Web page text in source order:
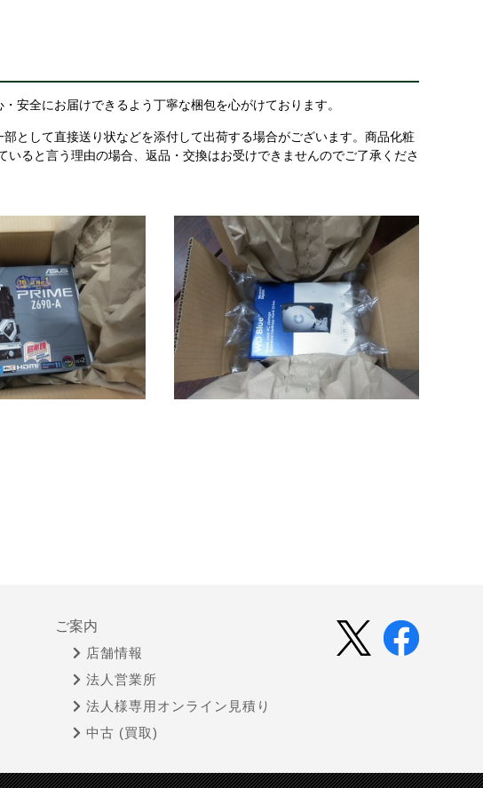
安全にお届けできるよう丁寧な梱包を心がけております。
として直接送り状などを添付して出荷する場合がございます。商品化粧
ると言う理由の場合、返品・交換はお受けできませんのでご了承くださ
ご案内
店舗情報
法人営業所
法人様専用オンライン見積り
中古 (買取)